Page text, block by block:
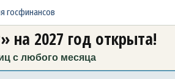
госфинансов
2027 год открыта!
с любого месяца